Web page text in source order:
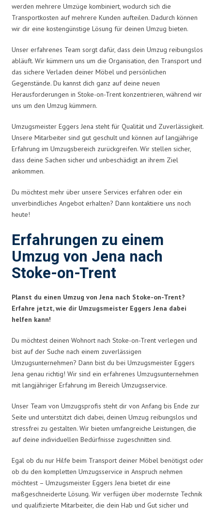
werden mehrere Umzüge kombiniert, wodurch sich die
Transportkosten auf mehrere Kunden aufteilen. Dadurch können
wir dir eine kostengünstige Lösung für deinen Umzug bieten.
Unser erfahrenes Team sorgt dafür, dass dein Umzug reibungslos
abläuft. Wir kümmern uns um die Organisation, den Transport und
das sichere Verladen deiner Möbel und persönlichen
Gegenstände. Du kannst dich ganz auf deine neuen
Herausforderungen in Stoke-on-Trent konzentrieren, während wir
uns um den Umzug kümmern.
Umzugsmeister Eggers Jena steht für Qualität und Zuverlässigkeit.
Unsere Mitarbeiter sind gut geschult und können auf langjährige
Erfahrung im Umzugsbereich zurückgreifen. Wir stellen sicher,
dass deine Sachen sicher und unbeschädigt an ihrem Ziel
ankommen.
Du möchtest mehr über unsere Services erfahren oder ein
unverbindliches Angebot erhalten? Dann kontaktiere uns noch
heute!
Erfahrungen zu einem
Umzug von Jena nach
Stoke-on-Trent
Planst du einen Umzug von Jena nach Stoke-on-Trent?
Erfahre jetzt, wie dir Umzugsmeister Eggers Jena dabei
helfen kann!
Du möchtest deinen Wohnort nach Stoke-on-Trent verlegen und
bist auf der Suche nach einem zuverlässigen
Umzugsunternehmen? Dann bist du bei Umzugsmeister Eggers
Jena genau richtig! Wir sind ein erfahrenes Umzugsunternehmen
mit langjähriger Erfahrung im Bereich Umzugsservice.
Unser Team von Umzugsprofis steht dir von Anfang bis Ende zur
Seite und unterstützt dich dabei, deinen Umzug reibungslos und
stressfrei zu gestalten. Wir bieten umfangreiche Leistungen, die
auf deine individuellen Bedürfnisse zugeschnitten sind.
Egal ob du nur Hilfe beim Transport deiner Möbel benötigst oder
ob du den kompletten Umzugsservice in Anspruch nehmen
möchtest – Umzugsmeister Eggers Jena bietet dir eine
maßgeschneiderte Lösung. Wir verfügen über modernste Technik
und qualifizierte Mitarbeiter, die dein Hab und Gut sicher und